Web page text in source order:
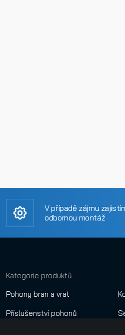
V případě zájmu
odbornou montáž
Kategorie produktů
Pohony bran a vrat
Příslušenství pohonů